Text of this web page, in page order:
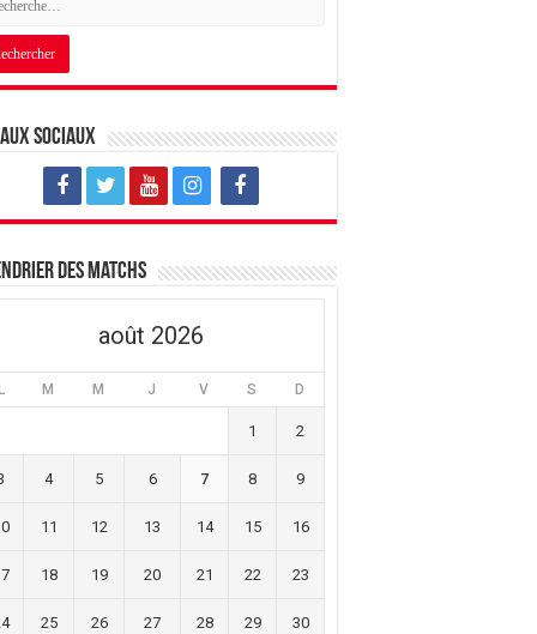
sociaux
des matchs
août 2026
M M J V S D
1 2
4 5 6 7 8 9
11 12 13 14 15 16
18 19 20 21 22 23
25 26 27 28 29 30